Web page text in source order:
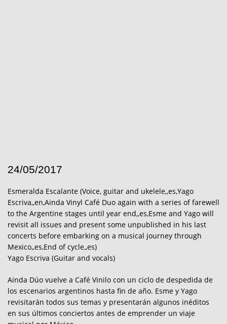
24/05/2017
Esmeralda Escalante (Voice, guitar and ukelele,,es,Yago
Escriva,,en,Ainda Vinyl Café Duo again with a series of farewell
to the Argentine stages until year end,,es,Esme and Yago will
revisit all issues and present some unpublished in his last
concerts before embarking on a musical journey through
Mexico,,es,End of cycle,,es)
Yago Escriva (Guitar and vocals)
Ainda Dúo vuelve a Café Vinilo con un ciclo de despedida de
los escenarios argentinos hasta fin de año. Esme y Yago
revisitarán todos sus temas y presentarán algunos inéditos
en sus últimos conciertos antes de emprender un viaje